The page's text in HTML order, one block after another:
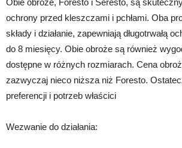
Obie obroże, Foresto i Seresto, są
ochrony przed kleszczami i pchłami. Oba
składy i działanie, zapewniają długotrwałą
do 8 miesięcy. Obie obroże są również
dostępne w różnych rozmiarach. Cena
zazwyczaj nieco niższa niż Foresto.
preferencji i potrzeb właścici
Wezwanie do działania: